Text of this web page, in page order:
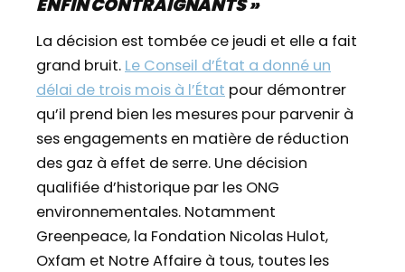
ENFIN CONTRAIGNANTS »
La décision est tombée ce jeudi et elle a fait
grand bruit. Le Conseil d’État a donné un
délai de trois mois à l’État pour démontrer
qu’il prend bien les mesures pour parvenir à
ses engagements en matière de réduction
des gaz à effet de serre. Une décision
qualifiée d’historique par les ONG
environnementales. Notamment
Greenpeace, la Fondation Nicolas Hulot,
Oxfam et Notre Affaire à tous, toutes les